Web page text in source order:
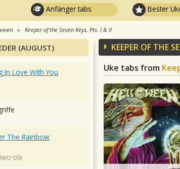
Anfänger tabs Bester
Keeper of the Seven Keys, Pts. I & II
KEEPER OF THE
Uke tabs from
(AUGUST)
In Love With You
The Rainbow